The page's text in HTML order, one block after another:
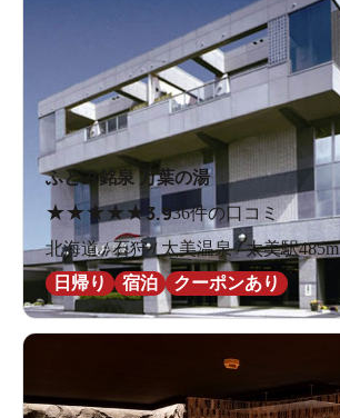
ふとみ銘泉 万葉の湯
★★★★ ★3.936件の口コミ
北海道 / 石狩 / 太美温泉 / 太美駅485m
日帰り
宿泊 クーポンあり